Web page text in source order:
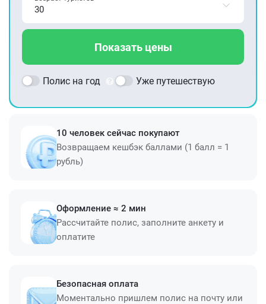
Показать цены
Полис на год Уже путешествую
10 человек сейчас покупают
Возвращаем кешбэк баллами (1 балл = 1
рубль)
Оформление ≈ 2 мин
Рассчитайте полис, заполните анкету и
оплатите
Безопасная оплата
Моментально пришлем полис на почту или